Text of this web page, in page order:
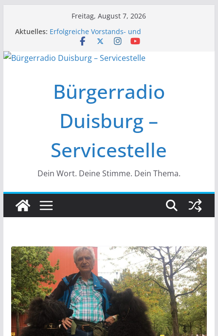
Freitag, August 7, 2026
Aktuelles: Erfolgreiche Vorstands- und
Mitgliederversammlung am 19.03.
Finalisierung der Webseite
Wir der Bürgerfunk – Anonyme Alkoholiker
Wir stellen vor – Bürgerfunkgruppen im
Bürgerradio
Duisburg –
Servicestelle
Dein Wort. Deine Stimme. Dein Thema.